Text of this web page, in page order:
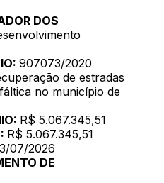
DOS
907073/2020
de estradas
no município de
R$ 5.067.345,51
R$ 5.067.345,51
07/2026
DE